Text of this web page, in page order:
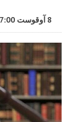
8 آوقوست 17:00